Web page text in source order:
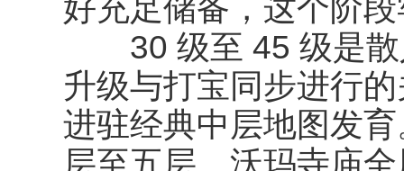
好充足储备，这个阶
30 级至 45 级是散
升级与打宝同步进行
进驻经典中层地图发
层至五层、沃玛寺庙